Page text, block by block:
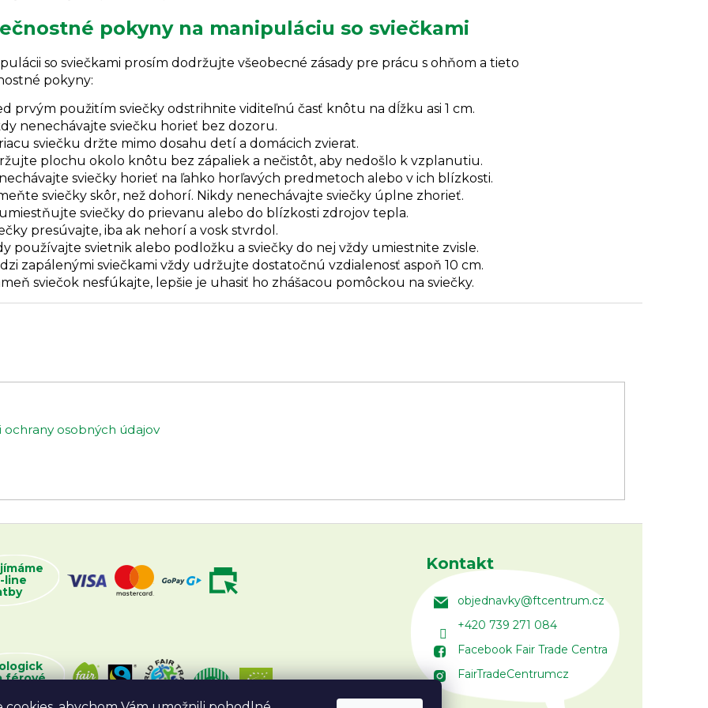
pokyny na manipuláciu so sviečkami
so sviečkami prosím dodržujte všeobecné zásady pre prácu s ohňom a tieto
pokyny:
prvým použitím sviečky odstrihnite viditeľnú časť knôtu na dĺžku asi 1 cm.
nenechávajte sviečku horieť bez dozoru.
sviečku držte mimo dosahu detí a domácich zvierat.
plochu okolo knôtu bez zápaliek a nečistôt, aby nedošlo k vzplanutiu.
sviečky horieť na ľahko horľavých predmetoch alebo v ich blízkosti.
sviečky skôr, než dohorí. Nikdy nenechávajte sviečky úplne zhorieť.
sviečky do prievanu alebo do blízkosti zdrojov tepla.
presúvajte, iba ak nehorí a vosk stvrdol.
používajte svietnik alebo podložku a sviečky do nej vždy umiestnite zvisle.
zapálenými sviečkami vždy udržujte dostatočnú vzdialenosť aspoň 10 cm.
sviečok nesfúkajte, lepšie je uhasiť ho zhášacou pomôckou na sviečky.
osobných údajov
line
férové
Kontakt
objednavky@ftcentrum.cz
+420 739 271 084
Facebook Fair Trade Centra
FairTradeCentrumcz